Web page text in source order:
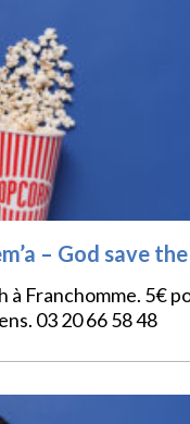
– God save
à Franchomme. 5€
03 20 66 58 48